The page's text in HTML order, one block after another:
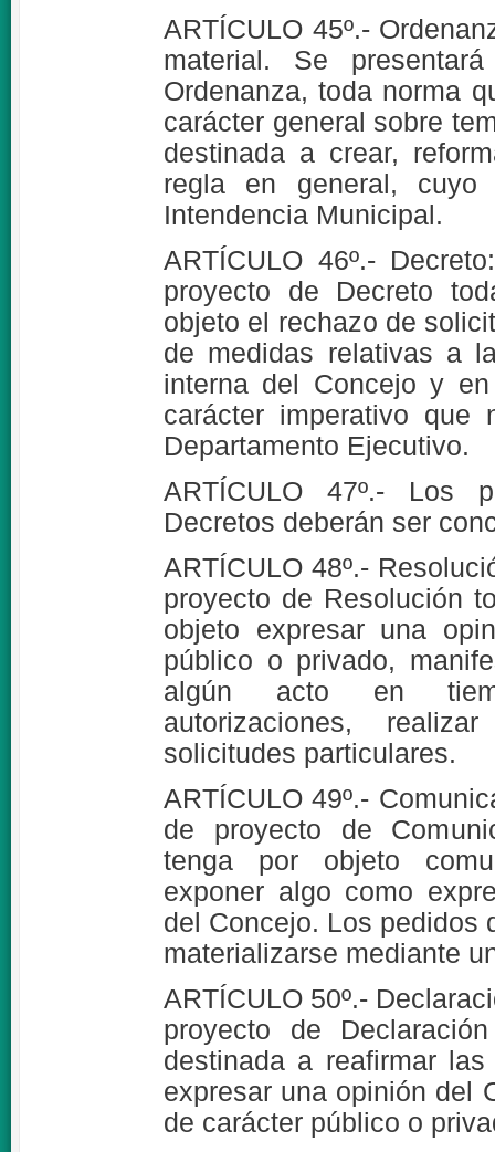
ARTÍCULO 45º.-
material. Se
Ordenanza, toda norma
carácter general sobre
destinada a crear,
regla en general, cuyo
Intendencia Municipal.
ARTÍCULO 46º.-
proyecto de Decreto
objeto el rechazo de
de medidas relativas a
interna del Concejo y
carácter imperativo que
Departamento Ejecutivo.
ARTÍCULO 47º.- Los
Decretos deberán ser
ARTÍCULO 48º.-
proyecto de Resolución
objeto expresar una
público o privado,
algún acto en
autorizaciones,
solicitudes particulares.
ARTÍCULO 49º.-
de proyecto de
tenga por objeto
exponer algo como
del Concejo. Los pedidos
materializarse mediante
ARTÍCULO 50º.-
proyecto de
destinada a reafirmar
expresar una opinión del
de carácter público o